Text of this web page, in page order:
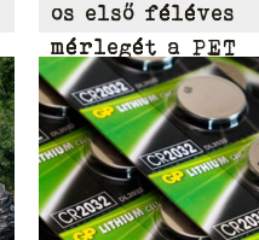
os első féléves
mérlegét a PET
to PET